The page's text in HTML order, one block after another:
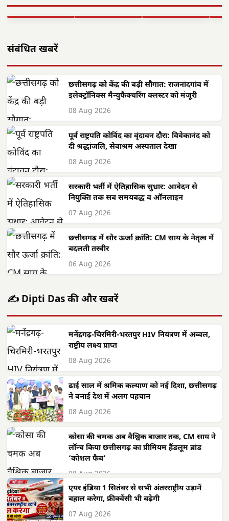
की…
वेशभूषा में…
रजत पदक…
संबंधित खबरें
छत्तीसगढ़ को केंद्र की बड़ी सौगात: राजनांदगांव में
इलेक्ट्रॉनिक्स मैन्युफैक्चरिंग क्लस्टर को मंजूरी
08 Aug 2026
पूर्व राष्ट्रपति कोविंद का वृंदावन दौरा: विवेकानंद को
दी श्रद्धांजलि, सेवाश्रम अस्पताल देखा
08 Aug 2026
सरकारी भर्ती में ऐतिहासिक सुधार: आवेदन से
नियुक्ति तक सब समयबद्ध व ऑनलाइन
07 Aug 2026
छत्तीसगढ़ में सौर ऊर्जा क्रांति: CM साय के नेतृत्व में
बदलती तस्वीर
06 Aug 2026
✍️ Dipti Das की और खबरें
मनेंद्रगढ़-चिरमिरी-भरतपुर HIV नियंत्रण में अव्वल,
राष्ट्रीय लक्ष्य प्राप्त
08 Aug 2026
ढाई साल में श्रमिक कल्याण को नई दिशा, छत्तीसगढ़
ने बनाई देश में अलग पहचान
08 Aug 2026
कोसा की चमक अब वैश्विक बाजार तक, CM साय ने
लॉन्च किया छत्तीसगढ़ का प्रीमियम हैंडलूम ब्रांड
‘कोशल फैब’
08 Aug 2026
एयर इंडिया 1 सितंबर से सभी अंतरराष्ट्रीय उड़ानें
बहाल करेगा, फ्रीक्वेंसी भी बढ़ेगी
07 Aug 2026